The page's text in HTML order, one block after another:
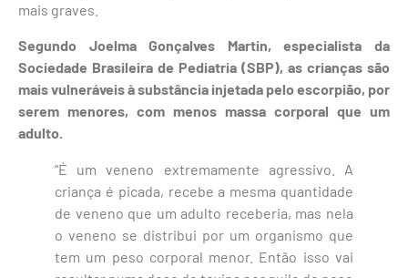
mais graves.
Segundo Joelma Gonçalves Martin, especialista da
Sociedade Brasileira de Pediatria (SBP), as crianças são
mais vulneráveis à substância injetada pelo escorpião, por
serem menores, com menos massa corporal que um
adulto.
“É um veneno extremamente agressivo. A
criança é picada, recebe a mesma quantidade
de veneno que um adulto receberia, mas nela
o veneno se distribui por um organismo que
tem um peso corporal menor. Então isso vai